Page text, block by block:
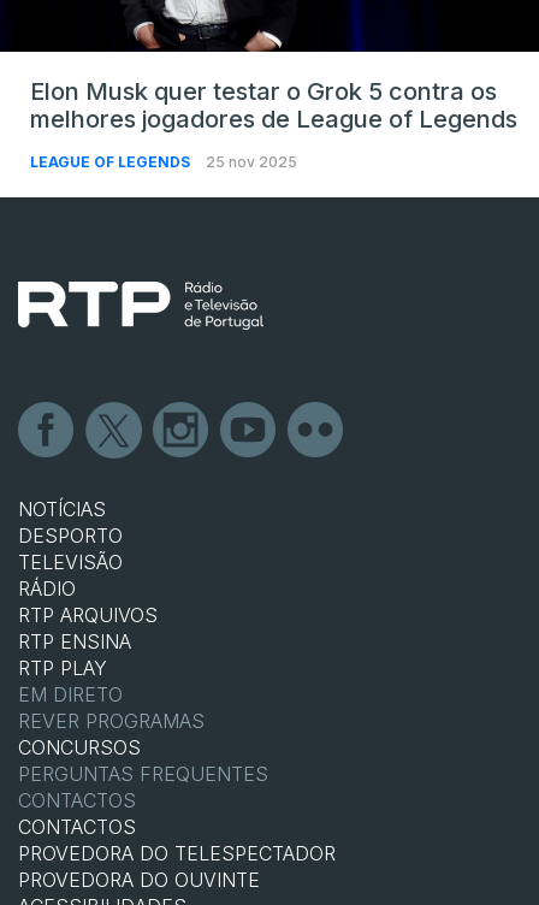
Elon Musk quer testar o Grok 5 contra os
melhores jogadores de League of Legends
LEAGUE OF LEGENDS 25 nov 2025
NOTÍCIAS
DESPORTO
TELEVISÃO
RÁDIO
RTP ARQUIVOS
RTP ENSINA
RTP PLAY
EM DIRETO
REVER PROGRAMAS
CONCURSOS
PERGUNTAS FREQUENTES
CONTACTOS
CONTACTOS
PROVEDORA DO TELESPECTADOR
PROVEDORA DO OUVINTE